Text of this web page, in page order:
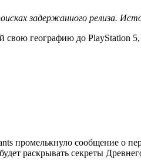
задержанного релиза.
географию до PlayStation 5,
промелькнуло сообщение о
раскрывать секреты